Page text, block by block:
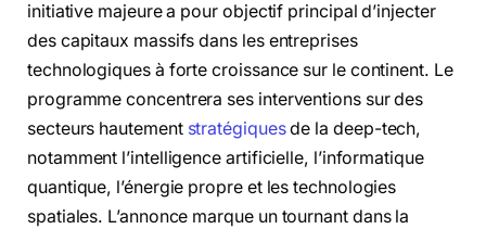
initiative majeure a pour objectif principal d’injecter
des capitaux massifs dans les entreprises
technologiques à forte croissance sur le continent. Le
programme concentrera ses interventions sur des
secteurs hautement stratégiquesde la deep-tech,
notamment l’intelligence artificielle, l’informatique
quantique, l’énergie propre et les technologies
spatiales. L’annonce marque un tournant dans la